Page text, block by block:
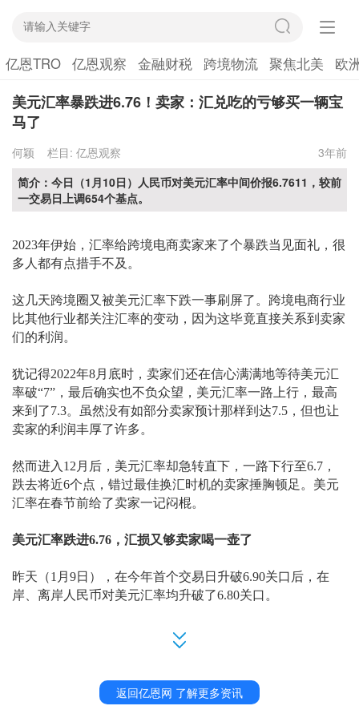
亿恩TRO 亿恩观察 金融财税 跨境物流 聚焦北美 欧
美元汇率暴跌进6.76！卖家：汇兑吃的亏够买一辆宝
马了
何颖 栏目: 亿恩观察
3年前
简介：今日（1月10日）人民币对美元汇率中间价报6.7611，较前
一交易日上调654个基点。
2023年伊始，汇率给跨境电商卖家来了个暴跌当见面礼，很
多人都有点措手不及。
这几天跨境圈又被美元汇率下跌一事刷屏了。跨境电商行业
比其他行业都关注汇率的变动，因为这毕竟直接关系到卖家
们的利润。
犹记得2022年8月底时，卖家们还在信心满满地等待美元汇
率破“7”，最后确实也不负众望，美元汇率一路上行，最高
来到了7.3。虽然没有如部分卖家预计那样到达7.5，但也让
卖家的利润丰厚了许多。
然而进入 12月后，美元汇率却急转直下，一路下行至6.7，
跌去将近6个点，错过最佳换汇时机的卖家捶胸顿足。美元
汇率在春节前给了卖家一记闷棍。
美元汇率跌进6.76，汇损又够卖家喝一壶了
昨天（1月9日），在今年首个交易日升破6.90关口后，在
岸、离岸人民币对美元汇率均升破了6.80关口。
人民币对美元即期汇率开盘报 6.8150，随后升破6.81、6.80
关口。Wind数据显示，截至当日收盘，在岸人民币对美元汇
返回亿恩网 了解更多资讯